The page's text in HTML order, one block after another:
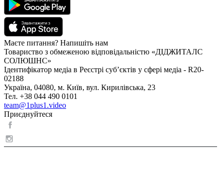
Маєте питання? Напишіть нам
Товариство з обмеженою відповідальністю «ДІДЖИТАЛС
СОЛЮШНС»
Ідентифікатор медіа в Реєстрі суб’єктів у сфері медіа - R20-
02188
Україна, 04080, м. Київ, вул. Кирилівська, 23
Тел. +38 044 490 0101
team@1plus1.video
Приєднуйтеся